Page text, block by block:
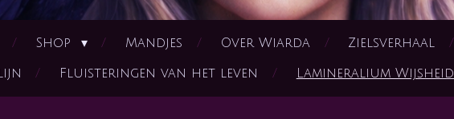
Shop Mandjes Over Wiarda Zielsverhaal
Fluisteringen van het leven Lamineralium Wijsheid